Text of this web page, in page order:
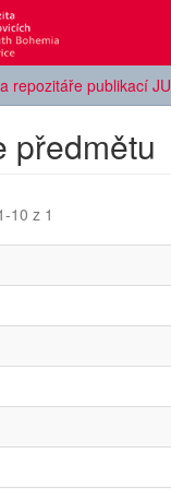
repozitáře publikací JU
předmětu
10 z 1